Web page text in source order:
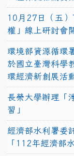
10月27日（五
權」線上研討會
環境部資源循環
於國立臺灣科學
環經濟新創展活
長榮大學辦理「
習」
經濟部水利署委
「112年經濟部